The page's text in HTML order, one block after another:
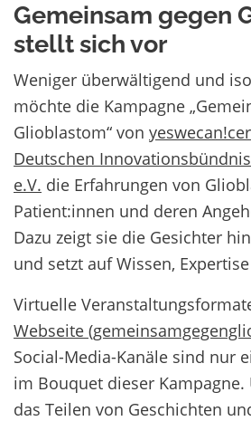
Gemeinsam gegen
stellt sich vor
Weniger überwältigend und
möchte die Kampagne
Glioblastom“ von yeswecan!cer
Deutschen
e.V. die Erfahrungen von
Patient:innen und deren
Dazu zeigt sie die Gesichter
und setzt auf Wissen,
Virtuelle
Webseite
Social-Media-Kanäle sind nur
im Bouquet dieser
das Teilen von Geschichten